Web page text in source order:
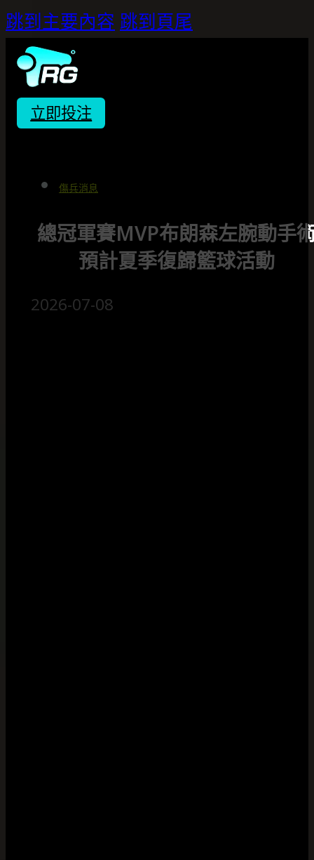
跳到主要內容 跳到頁尾
立即投注
傷兵消息
總冠軍賽MVP布朗森左腕動手
預計夏季復歸籃球活動
2026-07-08